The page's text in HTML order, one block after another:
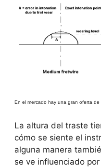
En el mercado hay una gran oferta
La altura del traste
cómo se siente el
alguna manera
se ve influenciado